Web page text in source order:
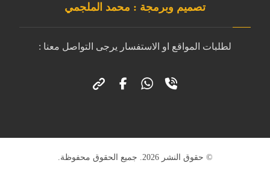
تصميم وبرمجة : محمد الملجمي
لطلبات المواقع او الاستفسار يرجى التواصل معنا :
© حقوق النشر 2026. جميع الحقوق محفوظة.